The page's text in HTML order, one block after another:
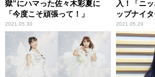
獄”にハマった佐々木彩夏に
「今度こそ頑張って！」
2021.05.30
入！「ニ
ップナイ
『チーム・
2021.05.29